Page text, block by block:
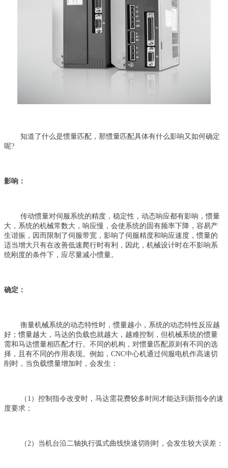
知道了什么是惯量匹配，那惯量匹配具体有什么影响又如何确定
呢?
影响：
传动惯量对伺服系统的精度，稳定性，动态响应都有影响，惯量
大，系统的机械常数大，响应慢，会使系统的固有频率下降，容易产
生谐振，因而限制了伺服带宽，影响了伺服精度和响应速度，惯量的
适当增大只有在改善低速爬行时有利，因此，机械设计时在不影响系
统刚度的条件下，应尽量减小惯量。
确定：
衡量机械系统的动态特性时，惯量越小，系统的动态特性反应越
好；惯量越大，马达的负载也就越大，越难控制，但机械系统的惯量
需和马达惯量相匹配才行。不同的机构，对惯量匹配原则有不同的选
择，且有不同的作用表现。例如，CNC中心机通过伺服电机作高速切
削时，当负载惯量增加时，会发生：
（1）控制指令改变时，马达需花费较多时间才能达到新指令的速
度要求；
（2）当机台沿二轴执行弧式曲线快速切削时，会发生较大误差：